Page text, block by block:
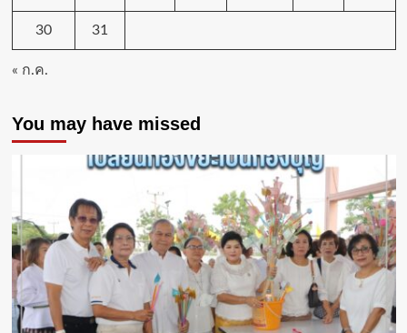
30 31
« ก.ค.
You may have missed